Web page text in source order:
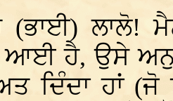
(ਭਾਈ) ਲਾਲੋ!
ਆਈ ਹੈ, ਉਸੇ
ਦਿੰਦਾ ਹਾਂ